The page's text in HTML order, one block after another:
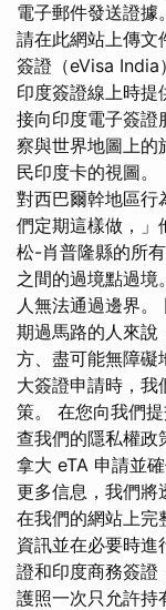
電子郵件發送證據
請在此網站上傳文
簽證（eVisa India
印度簽證線上時提
接向印度電子簽證
察與世界地圖上的
民印度卡的視圖。
對西巴爾幹地區行
們定期這樣做，」
松-肖普隆縣的所
之間的過境點過境
人無法通過邊界
期過馬路的人來說
方、盡可能無障礙
大簽證申請時，我
策。 在您向我們
查我們的隱私權政
拿大 eTA 申請並
更多信息，我們將
在我們的網站上完
資訊並在必要時進
證和印度商務簽證
護照一次只允許持